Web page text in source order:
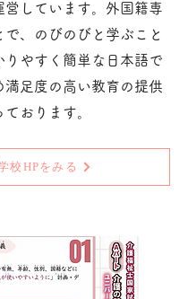
営しています。外国籍専
で、のびのびと学ぶこと
りやすく簡単な日本語で
満足度の高い教育の提供
おります。
校HPをみる